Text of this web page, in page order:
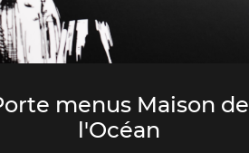
menus Maison de
l'Océan